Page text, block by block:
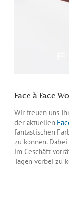
Face à Face
Wir freuen uns
der aktuellen
fantastischen
zu können.
im Geschäft
Tagen vorbei zu